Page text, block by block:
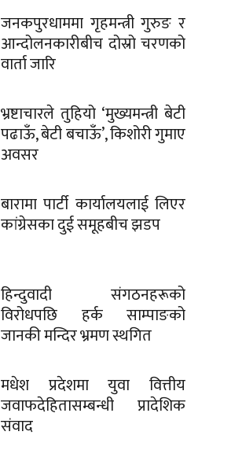
जनकपुरधाममा गृहमन्त्री गुरुङ र
आन्दोलनकारीबीच दोस्रो चरणको
वार्ता जारि
भ्रष्टाचारले तुहियो ‘मुख्यमन्त्री बेटी
पढाऊँ, बेटी बचाऊँ’, किशोरी गुमाए
अवसर
बारामा पार्टी कार्यालयलाई लिएर
कांग्रेसका दुई समूहबीच झडप
हिन्दुवादी संगठनहरूको
विरोधपछि हर्क साम्पाङको
जानकी मन्दिर भ्रमण स्थगित
मधेश प्रदेशमा युवा वित्तीय
जवाफदेहितासम्बन्धी प्रादेशिक
संवाद